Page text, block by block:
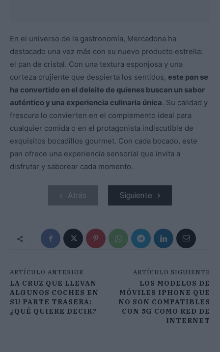
En el universo de la gastronomía, Mercadona ha
destacado una vez más con su nuevo producto estrella:
el pan de cristal. Con una textura esponjosa y una
corteza crujiente que despierta los sentidos, este pan se
ha convertido en el deleite de quienes buscan un sabor
auténtico y una experiencia culinaria única. Su calidad y
frescura lo convierten en el complemento ideal para
cualquier comida o en el protagonista indiscutible de
exquisitos bocadillos gourmet. Con cada bocado, este
pan ofrece una experiencia sensorial que invita a
disfrutar y saborear cada momento.
Atrás Siguiente
ARTÍCULO ANTERIOR
LA CRUZ QUE LLEVAN
ALGUNOS COCHES EN
SU PARTE TRASERA:
¿QUÉ QUIERE DECIR?
ARTÍCULO SIGUIENTE
LOS MODELOS DE
MÓVILES IPHONE QUE
NO SON COMPATIBLES
CON 5G COMO RED DE
INTERNET